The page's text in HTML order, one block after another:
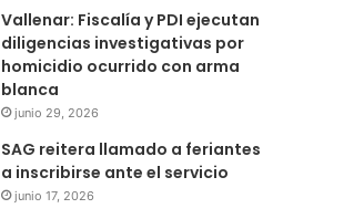
Vallenar: Fiscalía y PDI ejecutan
diligencias investigativas por
homicidio ocurrido con arma
blanca
junio 29, 2026
SAG reitera llamado a feriantes
a inscribirse ante el servicio
junio 17, 2026